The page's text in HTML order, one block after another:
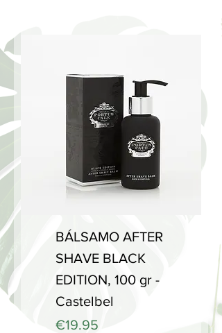
BÁLSAMO AFTER
SHAVE BLACK
EDITION, 100 gr -
Castelbel
Price
€19.95